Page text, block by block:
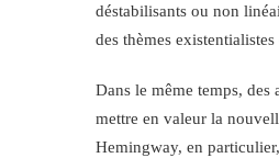
déstabilisants ou non
des thèmes existentialistes
Dans le même temps, des
mettre en valeur la
Hemingway, en